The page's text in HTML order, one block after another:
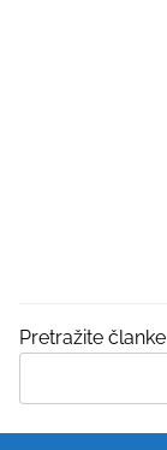
Pretražite članke